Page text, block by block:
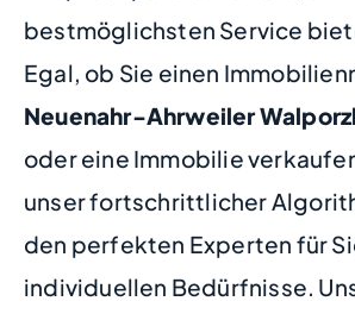
bestmöglichsten Service
Egal, ob Sie einen
Neuenahr-Ahrweiler
oder eine Immobilie
unser fortschrittlicher
den perfekten Experten für
individuellen Bedürfnisse.